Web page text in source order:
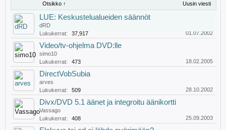
Otsikko ↑ Uusin viesti
LUE: Keskustelualueiden säännöt
dRD
Lukukerrat:
37,917 01.07.2002
Video/tv-ohjelma DVD:lle
simo10
Lukukerrat:
473 18.02.2005
DirectVobSubia
arves
Lukukerrat:
509 28.10.2002
Divx/DVD 5.1 äänet ja integroitu äänikortti
Vassago
Lukukerrat:
408 25.09.2003